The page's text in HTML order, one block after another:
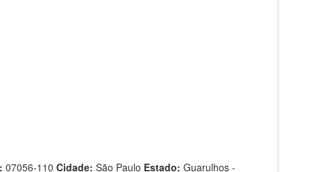
07056-110 Cidade: São Paulo Estado: Guarulhos -